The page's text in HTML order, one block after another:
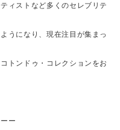
ィストなど多くのセレブリテ
うになり、現在注目が集まっ
トンドゥ・コレクションをお
ー